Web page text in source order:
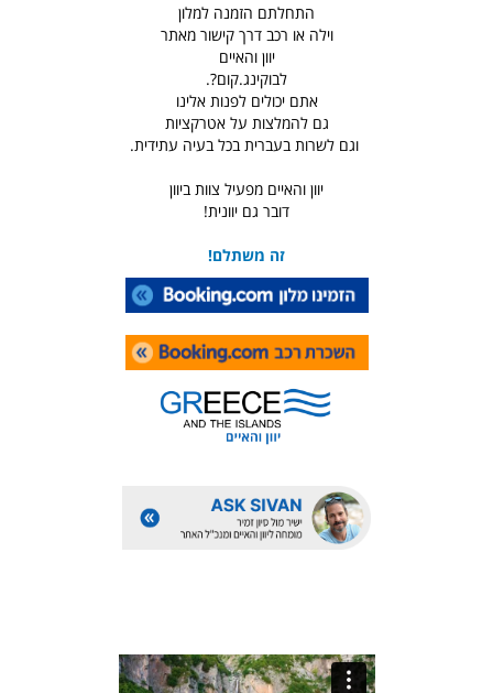
התחלתם הזמנה למלון
וילה או רכב דרך קישור מאתר
יוון והאיים
לבוקינג.קום?.
אתם יכולים לפנות אלינו
גם להמלצות על אטרקציות
וגם לשרות בעברית בכל בעיה עתידית.
יוון והאיים מפעיל צוות ביוון
דובר גם יוונית!
זה משתלם!